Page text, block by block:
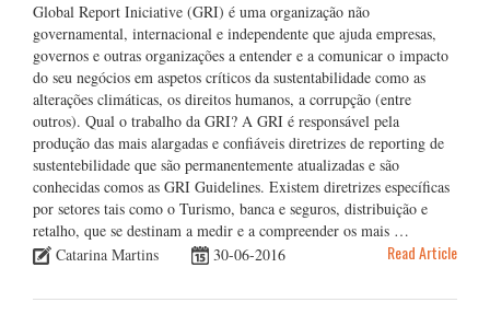
Global Report Iniciative (GRI) é uma organização não
governamental, internacional e independente que ajuda empresas,
governos e outras organizações a entender e a comunicar o impacto
do seu negócios em aspetos críticos da sustentabilidade como as
alterações climáticas, os direitos humanos, a corrupção (entre
outros). Qual o trabalho da GRI? A GRI é responsável pela
produção das mais alargadas e confiáveis diretrizes de reporting de
sustentebilidade que são permanentemente atualizadas e são
conhecidas comos as GRI Guidelines. Existem diretrizes específicas
por setores tais como o Turismo, banca e seguros, distribuição e
retalho, que se destinam a medir e a compreender os mais …
Catarina Martins
30-06-2016 Read Article